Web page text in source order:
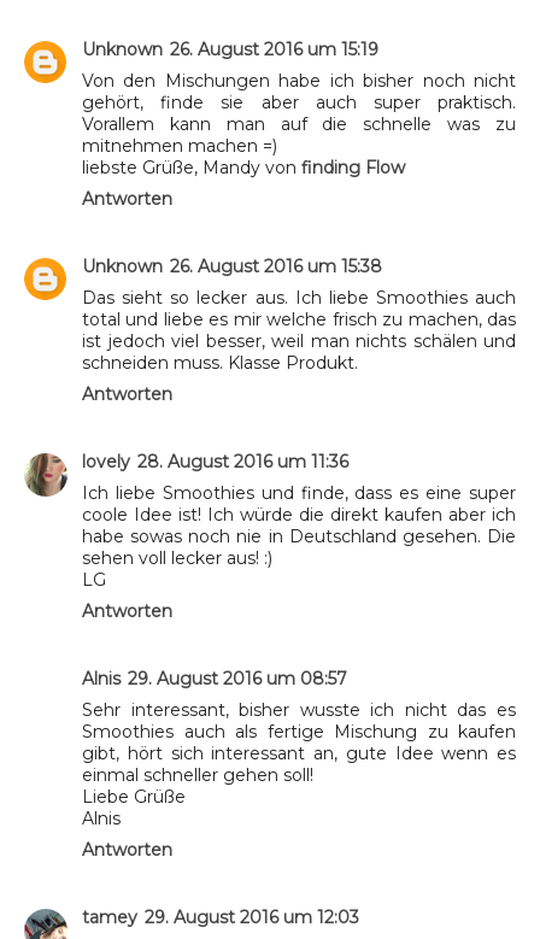
Unknown 26. August 2016 um 15:19
Von den Mischungen habe ich bisher noch nicht
gehört, finde sie aber auch super praktisch.
Vorallem kann man auf die schnelle was zu
mitnehmen machen =)
liebste Grüße, Mandy von finding Flow
Antworten
Unknown 26. August 2016 um 15:38
Das sieht so lecker aus. Ich liebe Smoothies auch
total und liebe es mir welche frisch zu machen, das
ist jedoch viel besser, weil man nichts schälen und
schneiden muss. Klasse Produkt.
Antworten
lovely 28. August 2016 um 11:36
Ich liebe Smoothies und finde, dass es eine super
coole Idee ist! Ich würde die direkt kaufen aber ich
habe sowas noch nie in Deutschland gesehen. Die
sehen voll lecker aus! :)
LG
Antworten
Alnis 29. August 2016 um 08:57
Sehr interessant, bisher wusste ich nicht das es
Smoothies auch als fertige Mischung zu kaufen
gibt, hört sich interessant an, gute Idee wenn es
einmal schneller gehen soll!
Liebe Grüße
Alnis
Antworten
tamey 29. August 2016 um 12:03